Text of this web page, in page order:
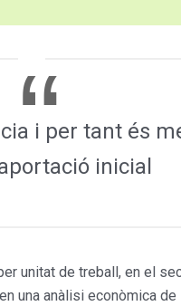
i per tant és
inicial
unitat de treball, en el
una anàlisi econòmica